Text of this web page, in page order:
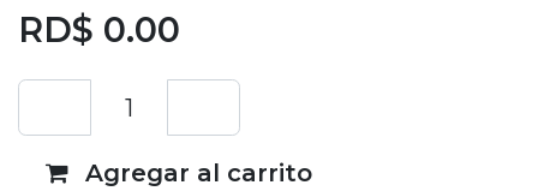
RD$ 0.00
Agregar al carrito